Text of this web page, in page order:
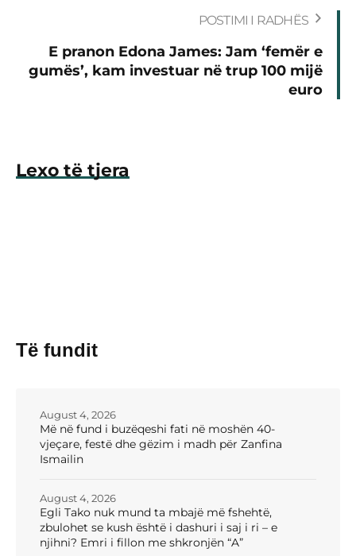
POSTIMI I RADHËS
E pranon Edona James: Jam ‘femër e
gumës’, kam investuar në trup 100 mijë
euro
Lexo të tjera
Të fundit
Më në fund i buzëqeshi fati në moshën 40-
vjeçare, festë dhe gëzim i madh për Zanfina
Ismailin
August 4, 2026
Egli Tako nuk mund ta mbajë më fshehtë,
zbulohet se kush është i dashuri i saj i ri – e
njihni? Emri i fillon me shkronjën “A”
August 4, 2026